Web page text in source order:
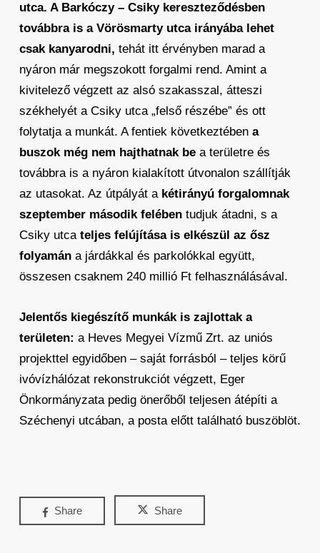
utca. A Barkóczy – Csiky kereszteződésben
továbbra is a Vörösmarty utca irányába lehet
csak kanyarodni, tehát itt érvényben marad a
nyáron már megszokott forgalmi rend. Amint a
kivitelező végzett az alsó szakasszal, átteszi
székhelyét a Csiky utca „felső részébe” és ott
folytatja a munkát. A fentiek következtében a
buszok még nem hajthatnak bea területre és
továbbra is a nyáron kialakított útvonalon szállítják
az utasokat. Az útpályát a kétirányú forgalomnak
szeptember második felébentudjuk átadni, s a
Csiky utca teljes felújítása is elkészül az ősz
folyamána járdákkal és parkolókkal együtt,
összesen csaknem 240 millió Ft felhasználásával.
Jelentős kiegészítő munkák is zajlottak a
területen: a Heves Megyei Vízmű Zrt. az uniós
projekttel egyidőben – saját forrásból – teljes körű
ivóvízhálózat rekonstrukciót végzett, Eger
Önkormányzata pedig önerőből teljesen átépíti a
Széchenyi utcában, a posta előtt található buszöblöt.
Share Share